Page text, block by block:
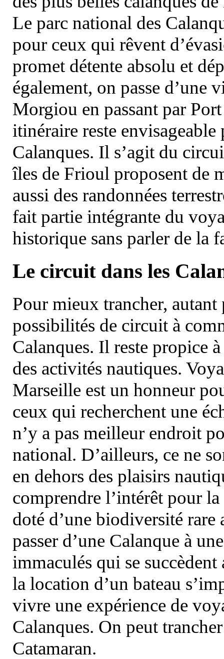
Le parc national des
pour ceux qui rêvent
promet détente absolu et
également, on passe d’une
Morgiou en passant par
itinéraire reste
Calanques. Il s’agit du
îles de Frioul proposent de
aussi des randonnées
fait partie intégrante du
historique sans parler de la
Le circuit dans les
Pour mieux trancher, autant
possibilités de circuit à
Calanques. Il reste propice
des activités nautiques.
Marseille est un honneur
ceux qui recherchent une
n’y a pas meilleur endroit
national. D’ailleurs, ce ne
en dehors des plaisirs
comprendre l’intérêt pour
doté d’une biodiversité
passer d’une Calanque à
immaculés qui se
la location d’un bateau
vivre une expérience de
Calanques. On peut
Catamaran.